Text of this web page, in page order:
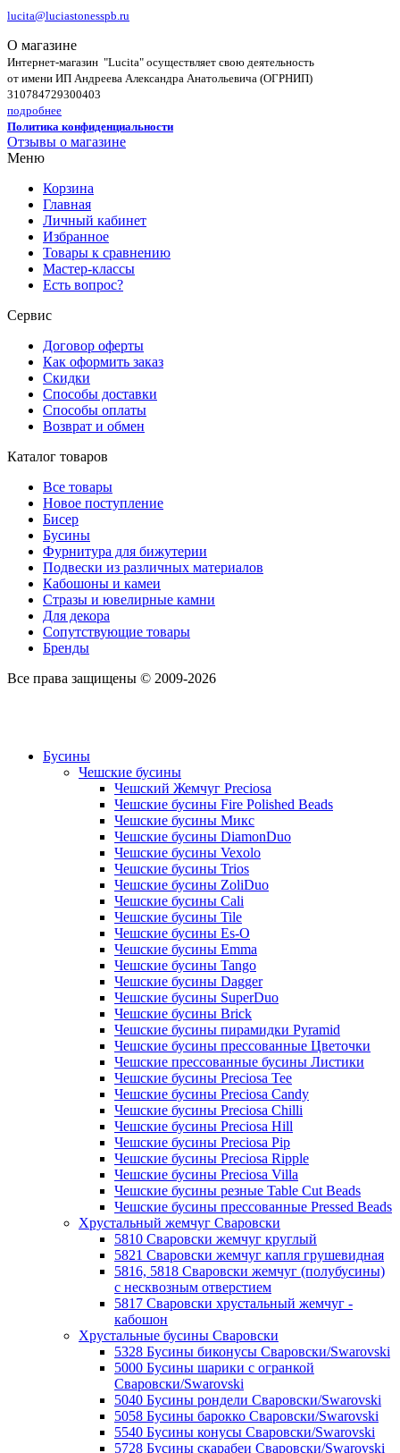
lucita@luciastonesspb.ru
О магазине
Интернет-магазин "Lucita" осуществляет свою деятельность
от имени ИП Андреева Александра Анатольевича (ОГРНИП)
310784729300403
подробнее
Политика конфиденциальности
Отзывы о магазине
Меню
Корзина
Главная
Личный кабинет
Избранное
Товары к сравнению
Мастер-классы
Есть вопрос?
Сервис
Договор оферты
Как оформить заказ
Скидки
Способы доставки
Способы оплаты
Возврат и обмен
Каталог товаров
Все товары
Новое поступление
Бисер
Бусины
Фурнитура для бижутерии
Подвески из различных материалов
Кабошоны и камеи
Стразы и ювелирные камни
Для декора
Сопутствующие товары
Бренды
Все права защищены © 2009-2026
Бусины
Чешские бусины
Чешский Жемчуг Preciosa
Чешские бусины Fire Polished Beads
Чешские бусины Микс
Чешские бусины DiamonDuo
Чешские бусины Vexolo
Чешские бусины Trios
Чешские бусины ZoliDuo
Чешские бусины Cali
Чешские бусины Tile
Чешские бусины Es-O
Чешские бусины Emma
Чешские бусины Tango
Чешские бусины Dagger
Чешские бусины SuperDuo
Чешские бусины Brick
Чешские бусины пирамидки Pyramid
Чешские бусины прессованные Цветочки
Чешские прессованные бусины Листики
Чешские бусины Preciosa Tee
Чешские бусины Preciosa Candy
Чешские бусины Preciosa Chilli
Чешские бусины Preciosa Hill
Чешские бусины Preciosa Pip
Чешские бусины Preciosa Ripple
Чешские бусины Preciosa Villa
Чешские бусины резные Table Cut Beads
Чешские бусины прессованные Pressed Beads
Хрустальный жемчуг Сваровски
5810 Сваровски жемчуг круглый
5821 Сваровски жемчуг капля грушевидная
5816, 5818 Сваровски жемчуг (полубусины)
с несквозным отверстием
5817 Сваровски хрустальный жемчуг -
кабошон
Хрустальные бусины Сваровски
5328 Бусины биконусы Сваровски/Swarovski
5000 Бусины шарики с огранкой
Сваровски/Swarovski
5040 Бусины рондели Сваровски/Swarovski
5058 Бусины барокко Сваровски/Swarovski
5540 Бусины конусы Сваровски/Swarovski
5728 Бусины скарабеи Сваровски/Swarovski